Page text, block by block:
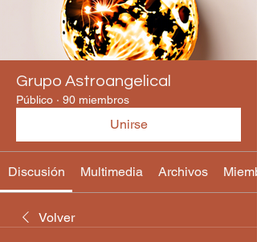
Grupo Astroangelical
Público · 90 miembros
Unirse
Discusión Multimedia Archivos
Volver